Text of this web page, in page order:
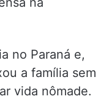
no Paraná e,
a família sem
vida nômade.